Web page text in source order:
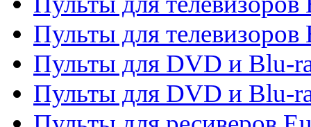
Пульты для телевизоров
Пульты для DVD и Blu-
Пульты для DVD и Blu-